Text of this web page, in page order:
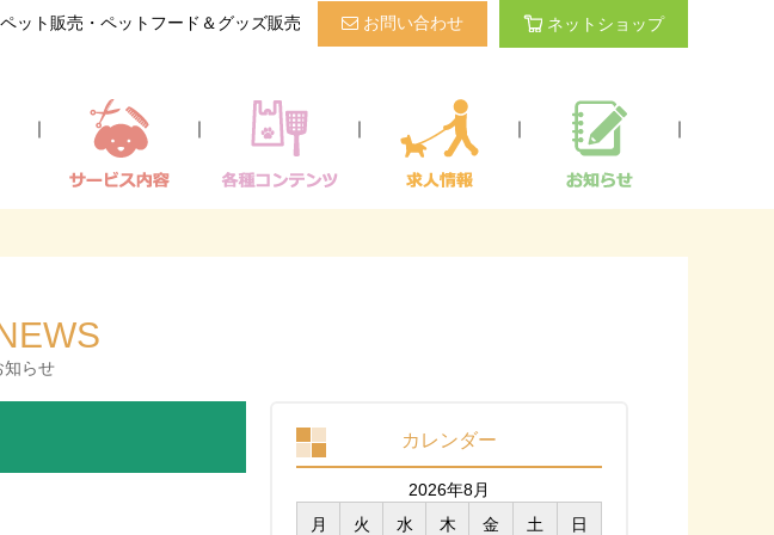
ット販売・ペットフード＆グッズ販売 お問い合わせ ネットショップ
｜ ｜ ｜ ｜ ｜
知らせ
カレンダー
2026年8月
月
火 水 木 金 土 日